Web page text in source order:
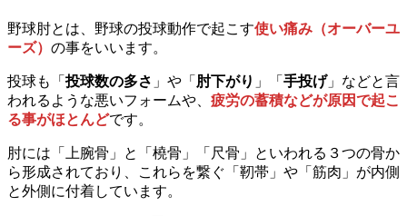
野球肘とは、野球の投球動作で起こす使い痛み（オーバーユ
ーズ） の事をいいます。
投球も「投球数の多さ 」や「 肘下がり 」「 手投げ」などと言
われるような悪いフォームや、 疲労の蓄積などが原因で起こ
る事がほとんどです。
肘には「上腕骨」と「橈骨」「尺骨」といわれる３つの骨か
ら形成されており、これらを繋ぐ「靭帯」や「筋肉」が内側
と外側に付着しています。